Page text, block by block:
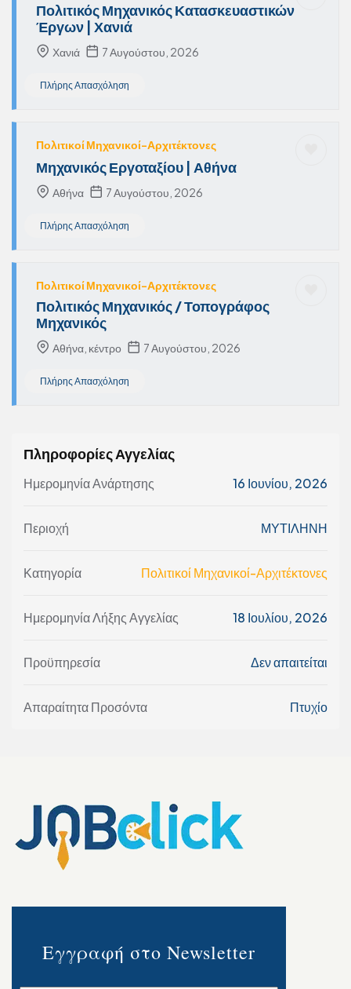
Πολιτικός Μηχανικός Κατασκευαστικών
Έργων | Χανιά
Χανιά 7 Αυγούστου, 2026
Πλήρης Απασχόληση
Πολιτικοί Μηχανικοί-Αρχιτέκτονες
Μηχανικός Εργοταξίου | Αθήνα
Αθήνα 7 Αυγούστου, 2026
Πλήρης Απασχόληση
Πολιτικοί Μηχανικοί-Αρχιτέκτονες
Πολιτικός Μηχανικός / Τοπογράφος
Μηχανικός
Αθήνα, κέντρο 7 Αυγούστου, 2026
Πλήρης Απασχόληση
Πληροφορίες Αγγελίας
Ημερομηνία Ανάρτησης 16 Ιουνίου, 2026
Περιοχή ΜΥΤΙΛΗΝΗ
Κατηγορία Πολιτικοί Μηχανικοί-Αρχιτέκτονες
Ημερομηνία Λήξης Αγγελίας 18 Ιουλίου, 2026
Προϋπηρεσία Δεν απαιτείται
Απαραίτητα Προσόντα Πτυχίο
Εγγραφή στο Newsletter